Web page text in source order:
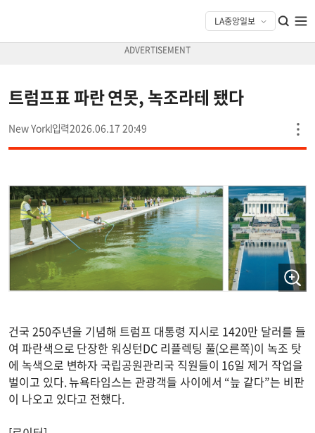
트럼프표 파란 연못, 녹조라테 됐다
New York 2026.06.17 20:49
건국 250주년을 기념해 트럼프 대통령 지시로 1420만 달러를 들
여 파란색으로 단장한 워싱턴DC 리플렉팅 풀(오른쪽)이 녹조 탓
에 녹색으로 변하자 국립공원관리국 직원들이 16일 제거 작업을
벌이고 있다. 뉴욕타임스는 관광객들 사이에서 “늪 같다”는 비판
이 나오고 있다고 전했다.